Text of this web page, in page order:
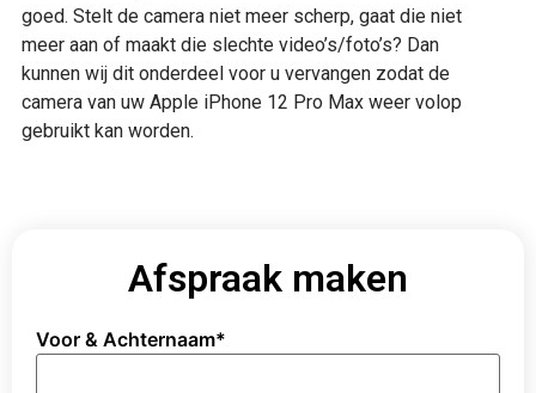
goed. Stelt de camera niet meer scherp, gaat die niet
meer aan of maakt die slechte video’s/foto’s? Dan
kunnen wij dit onderdeel voor u vervangen zodat de
camera van uw Apple iPhone 12 Pro Max weer volop
gebruikt kan worden.
Afspraak maken
Voor & Achternaam*